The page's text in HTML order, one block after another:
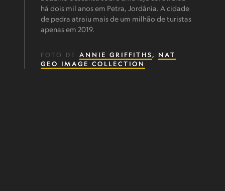
há dois mil anos em Petra, Jordânia. A cidade
de pedra atraiu mais de um milhão de turistas
apenas em 2019.
FOTO DE ANNIE GRIFFITHS, NAT
GEO IMAGE COLLECTION